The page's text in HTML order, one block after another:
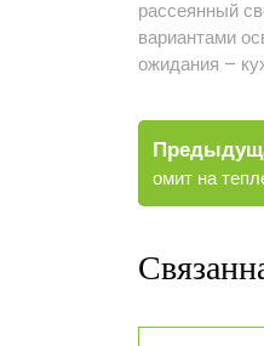
рассеянный
вариантами
ожидания –
по
омит на